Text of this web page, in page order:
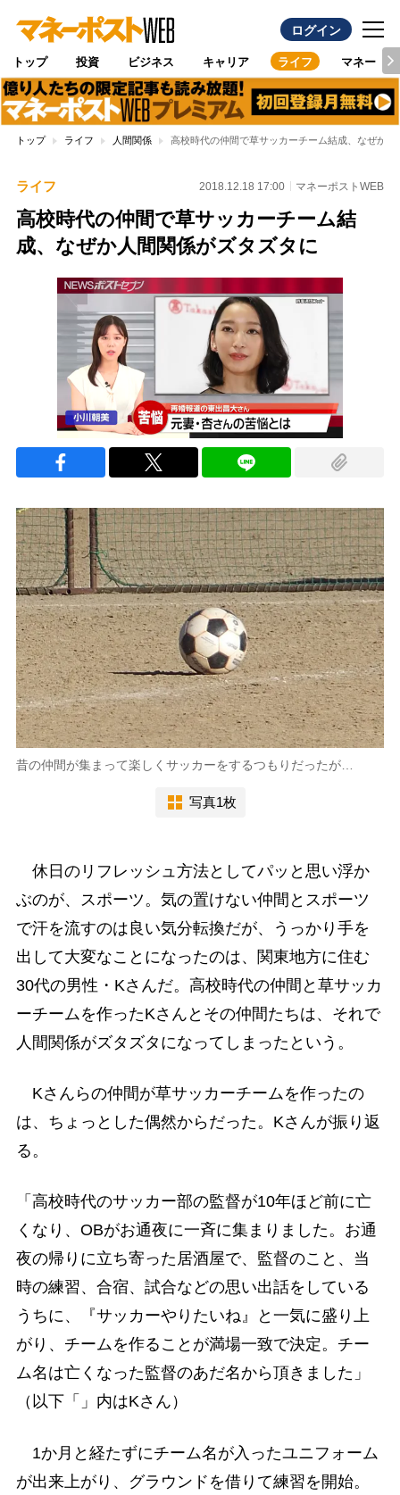
ログイン
トップ 投資 ビジネス キャリア ライフ マネー
トップ ライフ 人間関係 高校時代の仲間で草サッカーチーム結成、なぜか人
ライフ 2018.12.18 17:00 マネーポストWEB
高校時代の仲間で草サッカーチーム結
成、なぜか人間関係がズタズタに
昔の仲間が集まって楽しくサッカーをするつもりだったが…
写真1枚
休日のリフレッシュ方法としてパッと思い浮か
ぶのが、スポーツ。気の置けない仲間とスポーツ
で汗を流すのは良い気分転換だが、うっかり手を
出して大変なことになったのは、関東地方に住む
30代の男性・Kさんだ。高校時代の仲間と草サッカ
ーチームを作ったKさんとその仲間たちは、それで
人間関係がズタズタになってしまったという。
Kさんらの仲間が草サッカーチームを作ったの
は、ちょっとした偶然からだった。Kさんが振り返
る。
「高校時代のサッカー部の監督が10年ほど前に亡
くなり、OBがお通夜に一斉に集まりました。お通
夜の帰りに立ち寄った居酒屋で、監督のこと、当
時の練習、合宿、試合などの思い出話をしている
うちに、『サッカーやりたいね』と一気に盛り上
がり、チームを作ることが満場一致で決定。チー
ム名は亡くなった監督のあだ名から頂きました」
（以下「」内はKさん）
1か月と経たずにチーム名が入ったユニフォーム
が出来上がり、グラウンドを借りて練習を開始。